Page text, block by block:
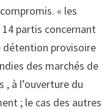
« les
partis concernant
détention provisoire
des marchés de
, à l’ouverture du
; le cas des autres